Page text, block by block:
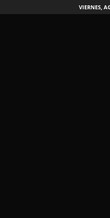
VIERNES,